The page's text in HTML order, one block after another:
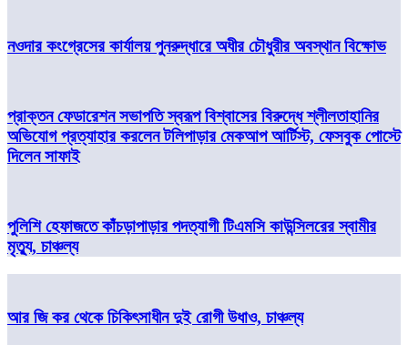
নওদার কংগ্রেসের কার্যালয় পুনরুদ্ধারে অধীর চৌধুরীর অবস্থান বিক্ষোভ
প্রাক্তন ফেডারেশন সভাপতি স্বরূপ বিশ্বাসের বিরুদ্ধে শ্লীলতাহানির
অভিযোগ প্রত্যাহার করলেন টলিপাড়ার মেকআপ আর্টিস্ট, ফেসবুক পোস্টে
দিলেন সাফাই
পুলিশি হেফাজতে কাঁচড়াপাড়ার পদত্যাগী টিএমসি কাউন্সিলরের স্বামীর
মৃত্যু, চাঞ্চল্য
আর জি কর থেকে চিকিৎসাধীন দুই রোগী উধাও, চাঞ্চল্য